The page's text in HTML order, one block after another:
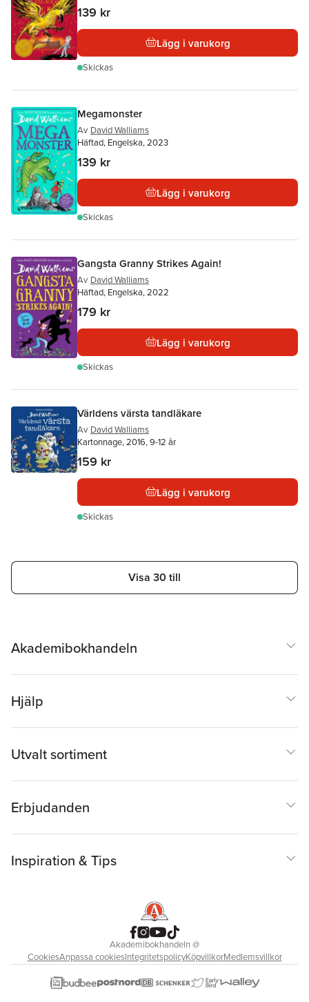
139 kr
Lägg i varukorg
Skickas
Megamonster
Av David Walliams
Häftad, Engelska, 2023
139 kr
Lägg i varukorg
Skickas
Gangsta Granny Strikes Again!
Av David Walliams
Häftad, Engelska, 2022
179 kr
Lägg i varukorg
Skickas
Världens värsta tandläkare
Av David Walliams
Kartonnage, 2016, 9-12 år
159 kr
Lägg i varukorg
Skickas
Visa 30 till
Akademibokhandeln
Hjälp
Utvalt sortiment
Erbjudanden
Inspiration & Tips
Akademibokhandeln@
CookiesAnpassa cookiesIntegritetspolicyKöpvillkorMedlemsvillkor